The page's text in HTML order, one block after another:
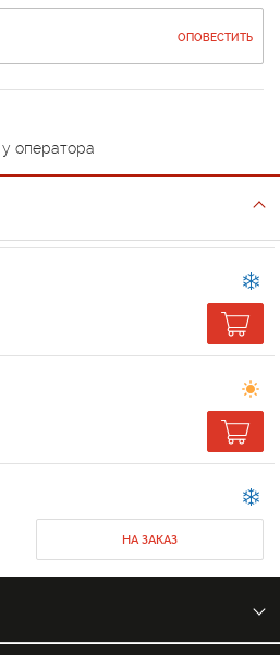
ОПОВЕСТИТЬ
оператора
НА ЗАКАЗ